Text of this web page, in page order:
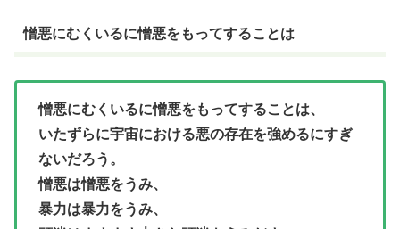
憎悪にむくいるに憎悪をもってすることは
憎悪にむくいるに憎悪をもってすることは、
いたずらに宇宙における悪の存在を強めるにすぎ
ないだろう。
憎悪は憎悪をうみ、
暴力は暴力をうみ、